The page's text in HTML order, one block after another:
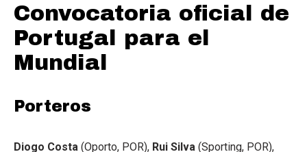
Convocatoria oficial de
Portugal para el
Mundial
Porteros
Diogo Costa (Oporto, POR), Rui Silva (Sporting, POR),